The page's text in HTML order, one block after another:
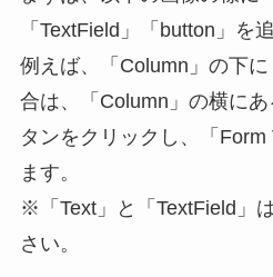
「TextField」「button」を
例えば、「Column」の下
合は、「Column」の横に
タンをクリックし、「Form
ます。
※「Text」と「TextField」
さい。